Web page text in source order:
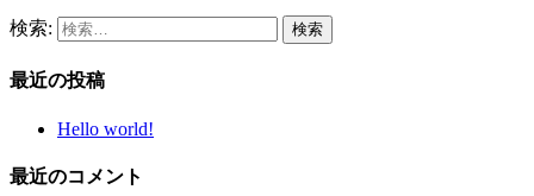
検索:
最近の投稿
Hello world!
最近のコメント